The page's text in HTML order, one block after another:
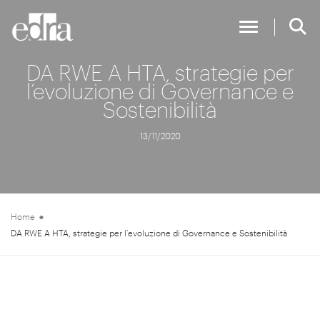
Toggle
DA RWE A HTA, strategie per
l’evoluzione di Governance e
Sostenibilità
13/11/2020
Home
DA RWE A HTA, strategie per l’evoluzione di Governance e Sostenibilità